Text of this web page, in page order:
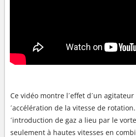
Ce vidéo montre l´effet d´un
´accélération de la vitesse de
´introduction de gaz a lieu par le
seulement à hautes vitesses en